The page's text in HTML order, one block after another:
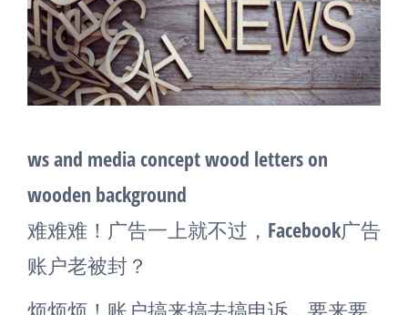
ws and media concept wood letters on
wooden background
难难难！广告一上就不过，Facebook广告
账户老被封？
烦烦烦！账户搞来搞去搞申诉，要来要